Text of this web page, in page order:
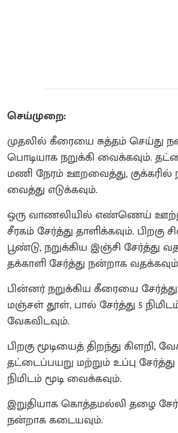
செய்முறை:
முதலில் கீரையை சுத்தம் செய்து
பொடியாக நறுக்கி வைக்கவும்.
மணி நேரம் ஊறவைத்து,
வைத்து எடுக்கவும்.
ஒரு வாணலியில் எண்ணெய்
சீரகம் சேர்த்து தாளிக்கவும்.
பூண்டு, நறுக்கிய இஞ்சி சேர்த்து
தக்காளி சேர்த்து நன்றாக
பின்னர் நறுக்கிய கீரையை சேர்த்து
மஞ்சள் தூள், பால் சேர்த்து 5 நிமிடம்
வேகவிடவும்.
பிறகு மூடியைத் திறந்து கிளறி,
தட்டைப்பயறு மற்றும் உப்பு
நிமிடம் மூடி வைக்கவும்.
இறுதியாக கொத்தமல்லி தழை
நன்றாக கடையவும்.